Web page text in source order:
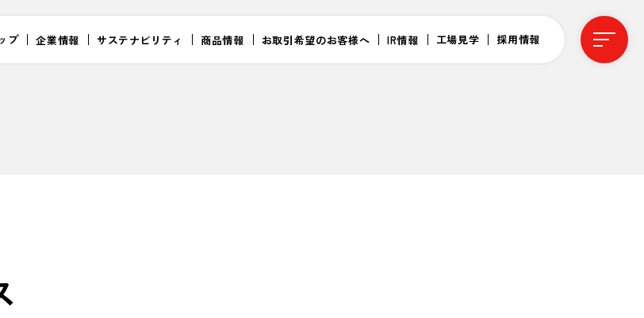
プ 企業情報 サステナビリティ 商品情報 お取引希望のお客様へ IR情報 工場見学 採用情報